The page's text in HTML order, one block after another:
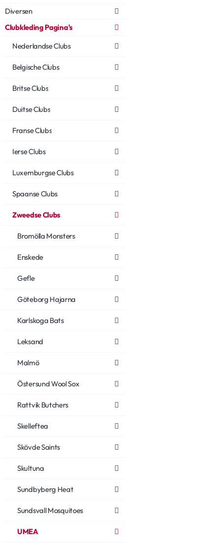
Diversen
Clubkleding Pagina's
Nederlandse Clubs
Belgische Clubs
Britse Clubs
Duitse Clubs
Franse Clubs
Ierse Clubs
Luxemburgse Clubs
Spaanse Clubs
Zweedse Clubs
Bromölla Monsters
Enskede
Gefle
Göteborg Hajarna
Karlskoga Bats
Leksand
Malmö
Östersund Wool Sox
Rattvik Butchers
Skelleftea
Skövde Saints
Skultuna
Sundbyberg Heat
Sundsvall Mosquitoes
UMEA